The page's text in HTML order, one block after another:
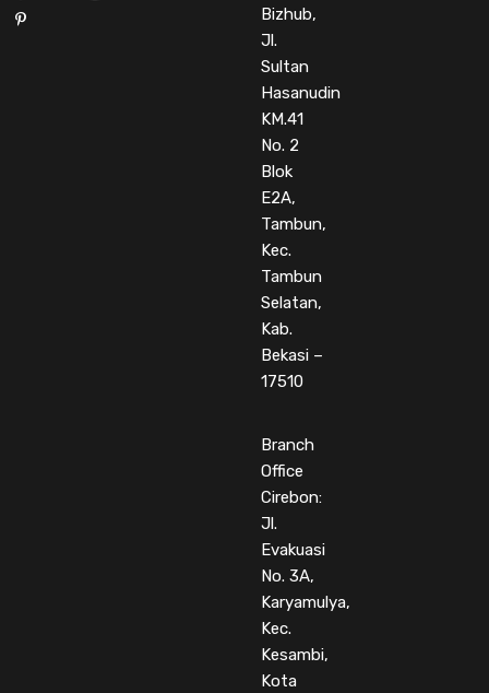
Bizhub,
Jl.
Sultan
Hasanudin
KM.41
No. 2
Blok
E2A,
Tambun,
Kec.
Tambun
Selatan,
Kab.
Bekasi –
17510
Branch
Office
Cirebon:
Jl.
Evakuasi
No. 3A,
Karyamulya,
Kec.
Kesambi,
Kota